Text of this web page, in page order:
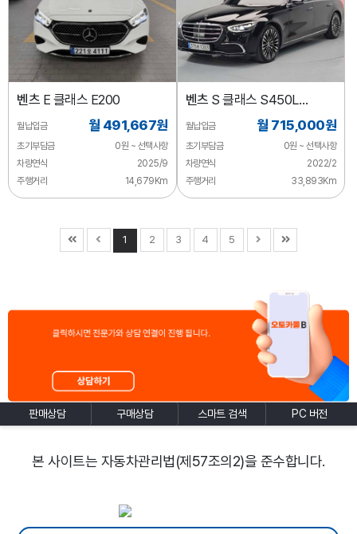
벤츠 E 클래스 E200
월납입금 월 491,667원
초기부담금
0원 ~ 선택사항
차량연식
2025/9
주행거리
14,679Km
벤츠 S 클래스 S450L
4MATIC
월납입금 월 715,000원
초기부담금
0원 ~ 선택사항
차량연식
2022/2
주행거리
33,893Km
1 2 3 4 5
판매상담 구매상담 스마트 검색 PC 버전
본 사이트는 자동차관리법(제57조의2)을 준수합니다.